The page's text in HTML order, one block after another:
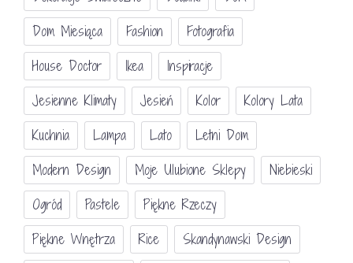
Dom Miesiąca
Fashion
Fotografia
House Doctor
Ikea
Inspiracje
Jesienne Klimaty
Jesień Kolor
Kolory Lata
Kuchnia
Lampa Lato
Letni Dom
Modern Design
Moje Ulubione Sklepy
Niebieski
Ogród
Pastele
Piękne Rzeczy
Piękne Wnętrza
Rice
Skandynawski Design